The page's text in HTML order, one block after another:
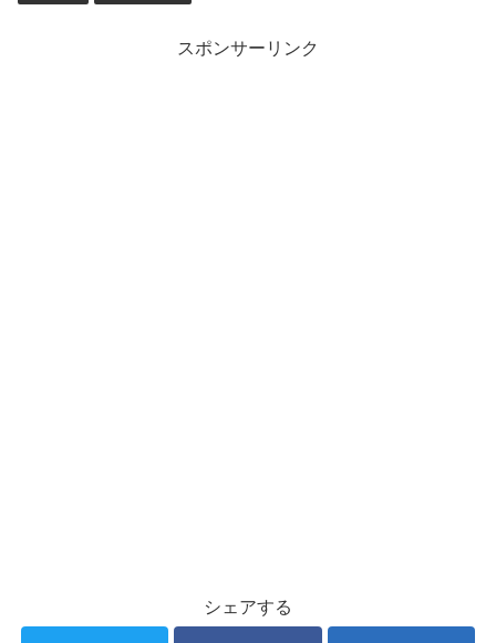
スポンサーリンク
シェアする